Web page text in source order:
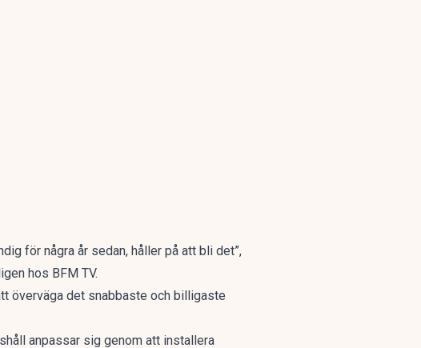
för några år sedan, håller på att bli det”,
hos BFM TV.
överväga det snabbaste och billigaste
anpassar sig genom att installera